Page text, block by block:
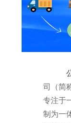
司（简
专注于
制为一